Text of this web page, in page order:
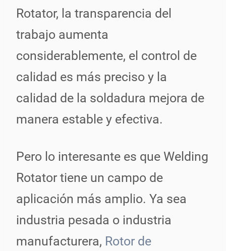
Rotator, la transparencia del
trabajo aumenta
considerablemente, el control de
calidad es más preciso y la
calidad de la soldadura mejora de
manera estable y efectiva.
Pero lo interesante es que Welding
Rotator tiene un campo de
aplicación más amplio. Ya sea
industria pesada o industria
manufacturera, Rotor de